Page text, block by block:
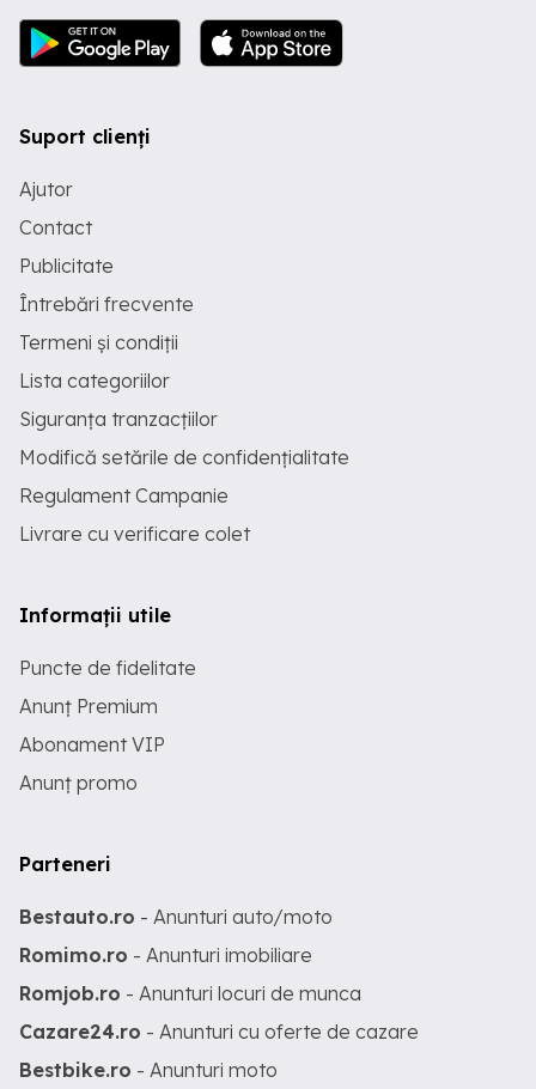
Suport clienți
Ajutor
Contact
Publicitate
Întrebări frecvente
Termeni și condiții
Lista categoriilor
Siguranța tranzacțiilor
Modifică setările de confidențialitate
Regulament Campanie
Livrare cu verificare colet
Informații utile
Puncte de fidelitate
Anunț Premium
Abonament VIP
Anunț promo
Parteneri
Bestauto.ro - Anunturi auto/moto
Romimo.ro - Anunturi imobiliare
Romjob.ro - Anunturi locuri de munca
Cazare24.ro - Anunturi cu oferte de cazare
Bestbike.ro - Anunturi moto